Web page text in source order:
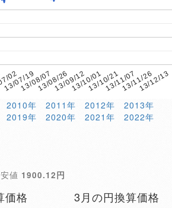
02
13/07/1913/08/0713/08/2613/09/1213/10/0113/10/2113/11/0713/11/2613/12/13
2010年 2011年 2012年
2013年
2019年 2020年 2021年
2022年
値 1900.12円
価格 3月の円換算価格